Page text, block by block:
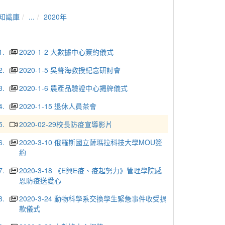
識庫 ... 2020年
2020-1-2 大數據中心簽約儀式
2020-1-5 吳聲海教授紀念研討會
2020-1-6 農產品驗證中心揭牌儀式
2020-1-15 退休人員茶會
2020-02-29校長防疫宣導影片
2020-3-10 俄羅斯國立薩瑪拉科技大學MOU簽
約
2020-3-18 《E興E疫、疫起努力》管理學院感
恩防疫送愛心
2020-3-24 動物科學系交換學生緊急事件收受捐
款儀式